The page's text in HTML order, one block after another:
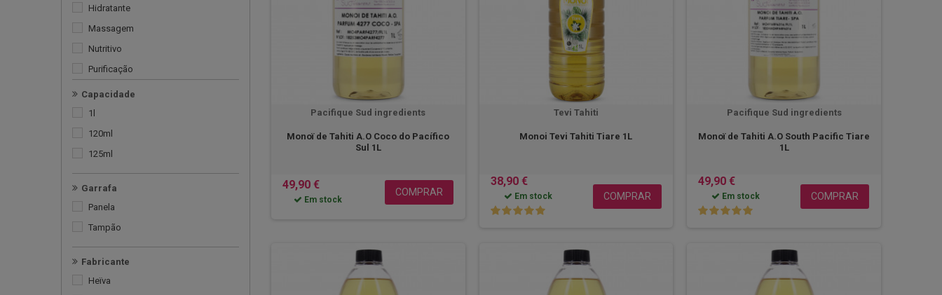
Hidratante
Massagem
Nutritivo
Purificação
Reparador
Repelente de mosquitos
Capacidade
1l
120ml
125ml
Garrafa
Panela
Tampão
Fabricante
Heïva
Pacifique Sud ingredients
Monoï de Tahiti A.O Coco do Pacífico
Sul 1L
49,90 €
Em stock
COMPRAR
Tevi Tahiti
Monoi Tevi Tahiti Tiare 1L
38,90 €
Em stock COMPRAR
Pacifique Sud ingredients
Monoï de Tahiti A.O South Pacific Tiare
1L
49,90 €
Em stock COMPRAR